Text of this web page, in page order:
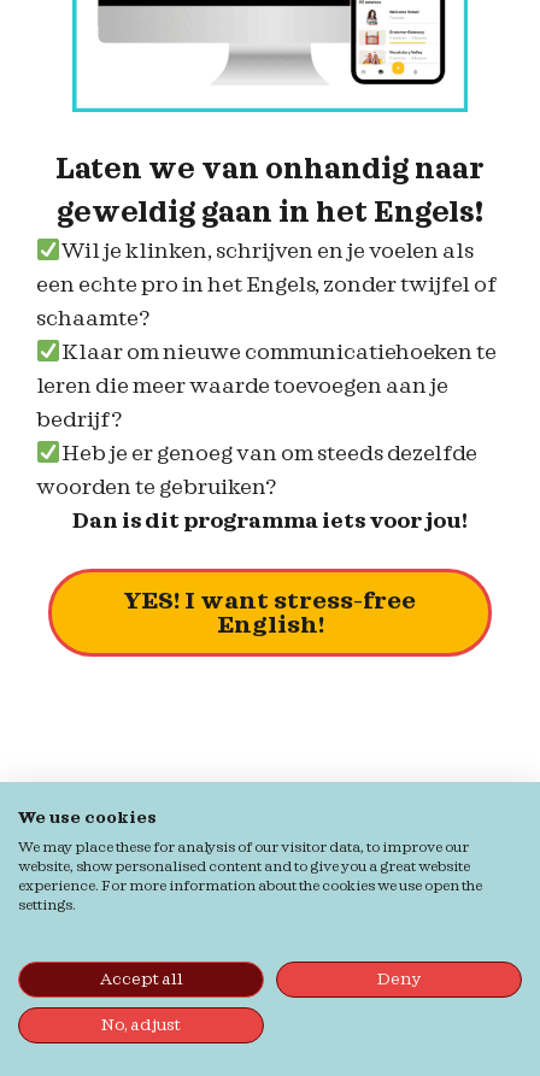
Laten we van onhandig naar
geweldig gaan in het Engels!
Wil je klinken, schrijven en je voelen als
een echte pro in het Engels, zonder twijfel of
schaamte?
Klaar om nieuwe communicatiehoeken te
leren die meer waarde toevoegen aan je
bedrijf?
Heb je er genoeg van om steeds dezelfde
woorden te gebruiken?
Dan is dit programma iets voor jou!
YES! I want stress-free
English!
Community
We hebben leden uit 12
We use cookies
We may place these for analysis of our visitor data, to improve our
website, show personalised content and to give you a great website
experience. For more information about the cookies we use open the
settings.
Accept all Deny
No, adjust